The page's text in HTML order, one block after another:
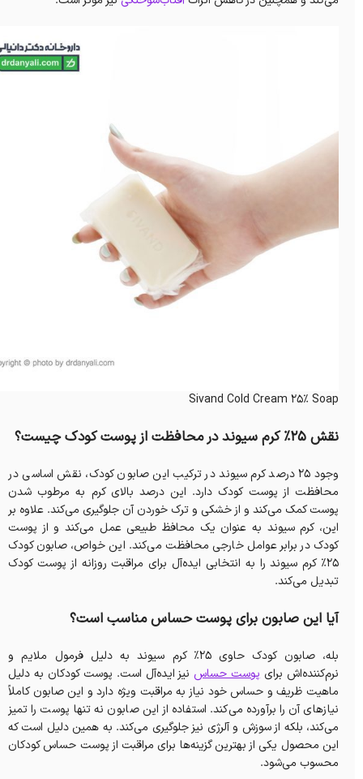
Sivand Cold Cream 25% Soap
نقش ۲۵٪ کرم سیوند در محافظت از پوست کودک چیست؟
وجود 25 درصد کرم سیوند در ترکیب این صابون کودک، نقش اساسی در
محافظت از پوست کودک دارد. این درصد بالای کرم به مرطوب شدن
پوست کمک می‌کند و از خشکی و ترک خوردن آن جلوگیری می‌کند. علاوه بر
این، کرم سیوند به عنوان یک محافظ طبیعی عمل می‌کند و از پوست
کودک در برابر عوامل خارجی محافظت می‌کند. این خواص، صابون کودک
25% کرم سیوند را به انتخابی ایده‌آل برای مراقبت روزانه از پوست کودک
تبدیل می‌کند.
آیا این صابون برای پوست حساس مناسب است؟
بله، صابون کودک حاوی ۲۵٪ کرم سیوند به دلیل فرمول ملایم و
نرم‌کننده‌اش برایپوست حساس نیز ایده‌آل است. پوست کودکان به دلیل
ماهیت ظریف و حساس خود نیاز به مراقبت ویژه دارد و این صابون کاملاً
نیازهای آن را برآورده می‌کند. استفاده از این صابون نه تنها پوست را تمیز
می‌کند، بلکه از سوزش و آلرژی نیز جلوگیری می‌کند. به همین دلیل است که
این محصول یکی از بهترین گزینه‌ها برای مراقبت از پوست حساس کودکان
محسوب می‌شود.